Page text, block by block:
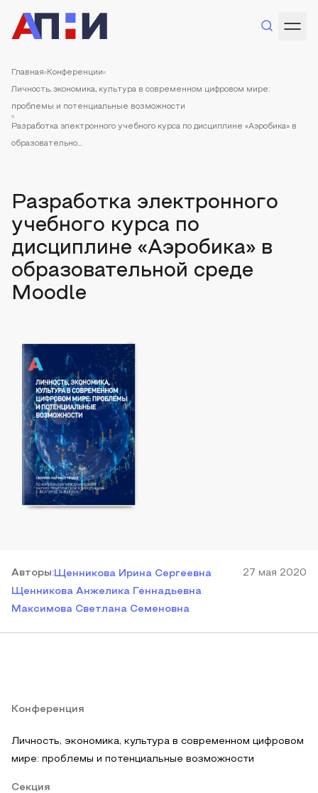
Главная Конференции
Личность, экономика, культура в современном цифровом мире:
проблемы и потенциальные возможности
Разработка электронного учебного курса по дисциплине «Аэробика» в
образовательно...
Разработка электронного
учебного курса по
дисциплине «Аэробика» в
образовательной среде
Moodle
Авторы:Щенникова Ирина Сергеевна
Щенникова Анжелика Геннадьевна
Максимова Светлана Семеновна
27 мая 2020
Конференция
Личность, экономика, культура в современном цифровом
мире: проблемы и потенциальные возможности
Секция